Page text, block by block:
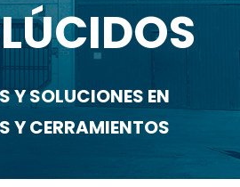
Y SOLUCIONES EN
Y CERRAMIENTOS